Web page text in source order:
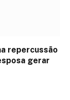
repercussão
gerar